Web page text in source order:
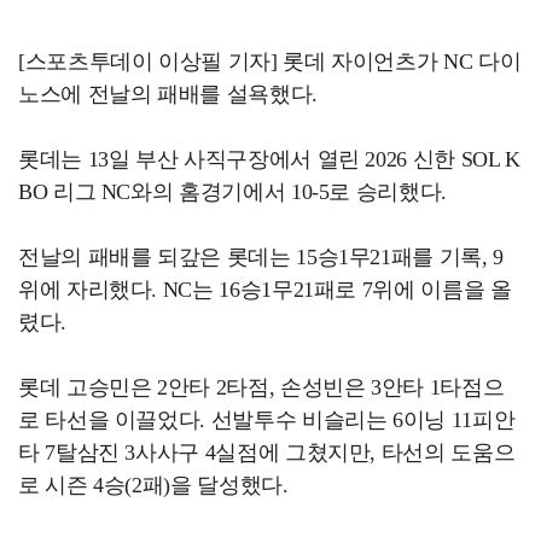
[스포츠투데이 이상필 기자] 롯데 자이언츠가 NC 다이
노스에 전날의 패배를 설욕했다.
롯데는 13일 부산 사직구장에서 열린 2026 신한 SOL K
BO 리그 NC와의 홈경기에서 10-5로 승리했다.
전날의 패배를 되갚은 롯데는 15승1무21패를 기록, 9
위에 자리했다. NC는 16승1무21패로 7위에 이름을 올
렸다.
롯데 고승민은 2안타 2타점, 손성빈은 3안타 1타점으
로 타선을 이끌었다. 선발투수 비슬리는 6이닝 11피안
타 7탈삼진 3사사구 4실점에 그쳤지만, 타선의 도움으
로 시즌 4승(2패)을 달성했다.